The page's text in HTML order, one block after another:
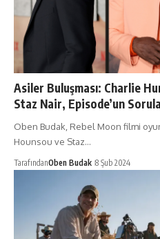
Asiler Buluşması: Charlie
Staz Nair, Episode’un
Oben Budak, Rebel Moon filmi
Hounsou ve Staz…
TarafındanOben Budak 8 Şub 2024